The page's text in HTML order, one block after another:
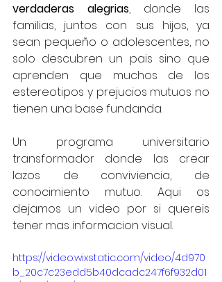
verdaderas alegrias, donde las
familias, juntos con sus hijos, ya
sean pequeño o adolescentes, no
solo descubren un pais sino que
aprenden que muchos de los
estereotipos y prejucios mutuos no
tienen una base fundanda.
Un programa universitario
transformador donde las crear
lazos de conviviencia, de
conocimiento mutuo. Aqui os
dejamos un video por si quereis
tener mas informacion visual.
https://video.wixstatic.com/video/4d970
b_20c7c23edd5b40dcadc247f6f932d01